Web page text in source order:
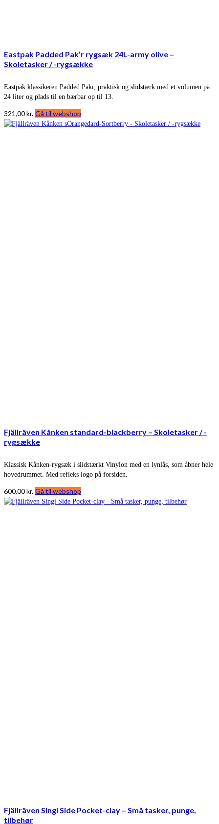
Eastpak Padded Pak’r rygsæk 24L-army olive –
Skoletasker / -rygsække
Eastpak klassikeren Padded Pakr, praktisk og slidstærk med et volumen på
24 liter og plads til en bærbar op til 13.
321,00kr. Gå til webshop
Fjällräven Kånken standard-blackberry – Skoletasker / -
rygsække
Klassisk Kånken-rygsæk i slidstærkt Vinylon med en lynlås, som åbner hele
hovedrummet. Med refleks logo på forsiden.
600,00kr. Gå til webshop
Fjällräven Singi Side Pocket-clay – Små tasker, punge,
tilbehør